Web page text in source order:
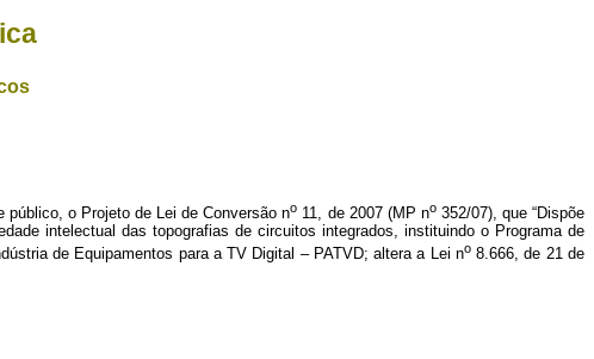
o Projeto de Lei de Conversão no 11, de 2007 (MP no352/07), que “Dispõe
intelectual das topografias de circuitos integrados, instituindo o Programa de
de Equipamentos para a TV Digital – PATVD; altera a Lei no8.666, de 21 de